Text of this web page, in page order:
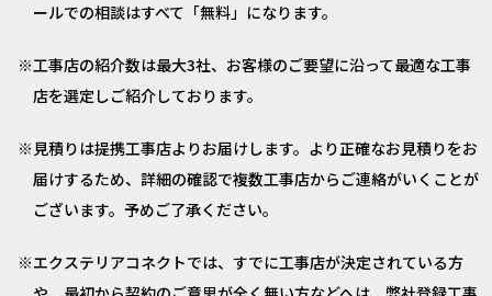
ールでの相談はすべて「無料」になります。
工事店の紹介数は最大3社、お客様のご要望に沿って最適な工事
店を選定しご紹介しております。
見積りは提携工事店よりお届けします。より正確なお見積りをお
届けするため、詳細の確認で複数工事店からご連絡がいくことが
ございます。予めご了承ください。
エクステリアコネクトでは、すでに工事店が決定されている方